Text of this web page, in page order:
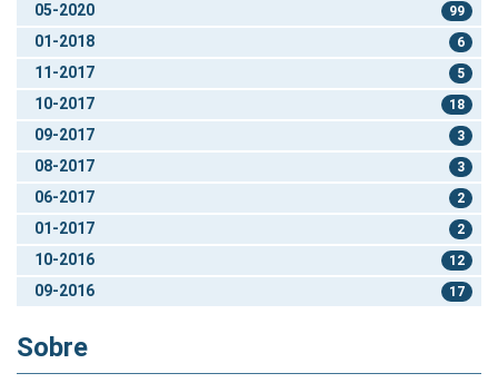
05-2020 99
01-2018 6
11-2017 5
10-2017 18
09-2017 3
08-2017 3
06-2017 2
01-2017 2
10-2016 12
09-2016 17
Sobre